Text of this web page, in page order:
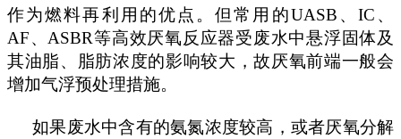
作为燃料再利用的优点。但常用的UASB、IC、
AF、ASBR等高效厌氧反应器受废水中悬浮固体及
其油脂、脂肪浓度的影响较大，故厌氧前端一般会
增加气浮预处理措施。
如果废水中含有的氨氮浓度较高，或者厌氧分解